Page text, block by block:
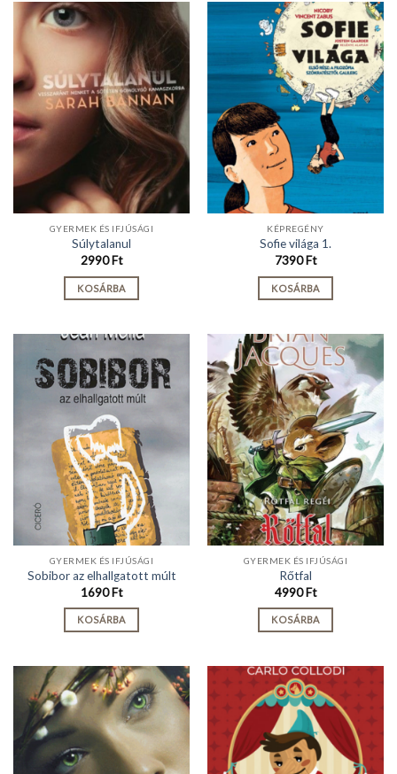
GYERMEK ÉS IFJÚSÁGI
Súlytalanul
2990Ft
KOSÁRBA
KÉPREGÉNY
Sofie világa 1.
7390Ft
KOSÁRBA
GYERMEK ÉS IFJÚSÁGI
Sobibor az elhallgatott múlt
1690Ft
KOSÁRBA
GYERMEK ÉS IFJÚSÁGI
Rőtfal
4990Ft
KOSÁRBA